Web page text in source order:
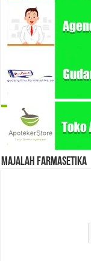
Majalah Farmasetika